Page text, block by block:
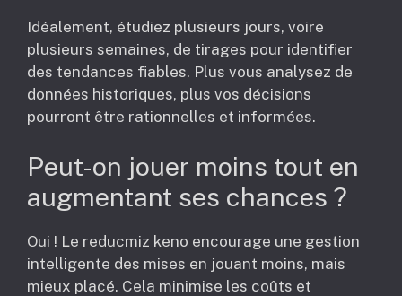
Idéalement, étudiez plusieurs jours, voire
plusieurs semaines, de tirages pour identifier
des tendances fiables. Plus vous analysez de
données historiques, plus vos décisions
pourront être rationnelles et informées.
Peut-on jouer moins tout en
augmentant ses chances ?
Oui ! Le reducmiz keno encourage une gestion
intelligente des mises en jouant moins, mais
mieux placé. Cela minimise les coûts et